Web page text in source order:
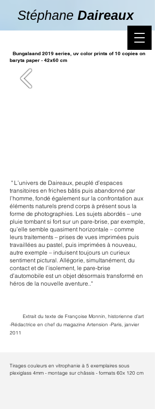
Stéphane Daireaux
Bungalaand 2019 series, uv color prints of 10 copies on
baryta paper - 42x60 cm
" L’univers de Daireaux, peuplé d’espaces
transitoires en friches bâtis puis abandonné par
l’homme, fondé également sur la confrontation aux
éléments naturels prend corps à présent sous la
forme de photographies. Les sujets abordés – une
pluie tombant si fort sur un pare-brise, par exemple,
qu’elle semble quasiment horizontale – comme
leurs traitements – prises de vues imprimées puis
travaillées au pastel, puis imprimées à nouveau,
autre exemple – induisent toujours un curieux
sentiment pictural. Allégorie, simultanément, du
contact et de l’isolement, le pare-brise
d’automobile est un objet désormais transformé en
héros de la nouvelle aventure.."
Extrait du texte de Françoise Monnin, historienne d’art
-Rédactrice en chef du magazine Artension -Paris, janvier
2011
Tirages couleurs en vitrophanie à 5 exemplaires sous
plexiglass 4mm - montage sur châssis - formats 60x 120 cm